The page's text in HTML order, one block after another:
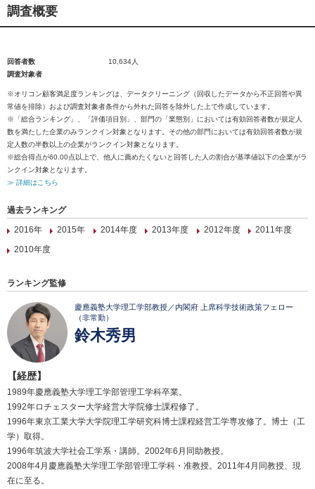
調査概要
回答者数
10,634人
調査対象者
※オリコン顧客満足度ランキングは、データクリーニング（回収したデータから不正回答や異
常値を排除）および調査対象者条件から外れた回答を除外した上で作成しています。
※「総合ランキング」、「評価項目別」、部門の「業態別」においては有効回答者数が規定人
数を満たした企業のみランクイン対象となります。その他の部門においては有効回答者数が規
定人数の半数以上の企業がランクイン対象となります。
※総合得点が60.00点以上で、他人に薦めたくないと回答した人の割合が基準値以下の企業がラ
ンクイン対象となります。
≫ 詳細はこちら
過去ランキング
2016年
2015年 2014年度 2013年度 2012年度
2011年度
2010年度
ランキング監修
慶應義塾大学理工学部教授／内閣府 上席科学技術政策フェロー
（非常勤）
鈴木秀男
【経歴】
1989年慶應義塾大学理工学部管理工学科卒業。
1992年ロチェスター大学経営大学院修士課程修了。
1996年東京工業大学大学院理工学研究科博士課程経営工学専攻修了。博士（工
学）取得。
1996年筑波大学社会工学系・講師。2002年6月同助教授。
2008年4月慶應義塾大学理工学部管理工学科・准教授。2011年4月同教授、現
在に至る。